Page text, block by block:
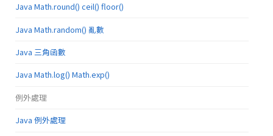
Java Math.round() ceil() floor()
Java Math.random() 亂數
Java 三角函數
Java Math.log() Math.exp()
例外處理
Java 例外處理